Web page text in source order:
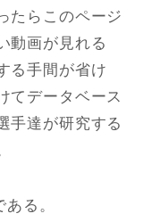
たらこのページ
動画が見れる
る手間が省け
てデータベース
手達が研究する
る。